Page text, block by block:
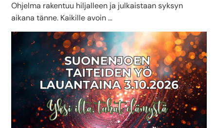
Ohjelma rakentuu hiljalleen ja julkaistaan syksyn
aikana tänne. Kaikille avoin …